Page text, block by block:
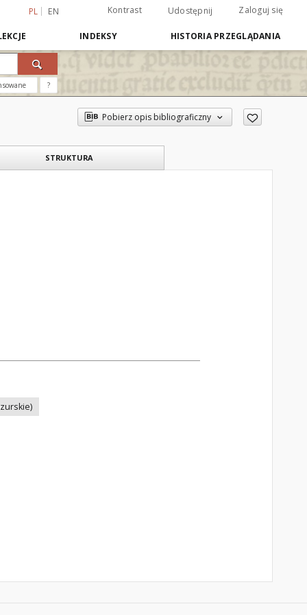
PL EN Kontrast Udostępnij Zaloguj się
INDEKSY HISTORIA PRZEGLĄDANIA
?
Pobierz opis bibliograficzny
STRUKTURA